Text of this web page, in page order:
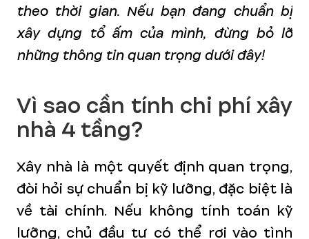
theo thời gian. Nếu bạn đang chuẩn bị
xây dựng tổ ấm của mình, đừng bỏ lỡ
những thông tin quan trọng dưới đây!
Vì sao cần tính chi phí xây
nhà 4 tầng?
Xây nhà là một quyết định quan trọng,
đòi hỏi sự chuẩn bị kỹ lưỡng, đặc biệt là
về tài chính. Nếu không tính toán kỹ
lưỡng, chủ đầu tư có thể rơi vào tình